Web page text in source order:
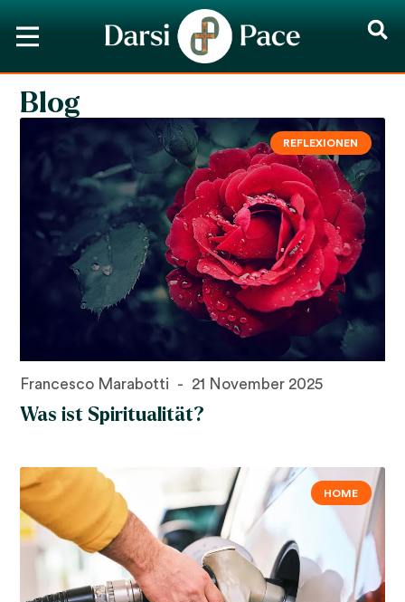
Blog
REFLEXIONEN
Was ist Spiritualität?
Francesco Marabotti 21 November 2025
HOME